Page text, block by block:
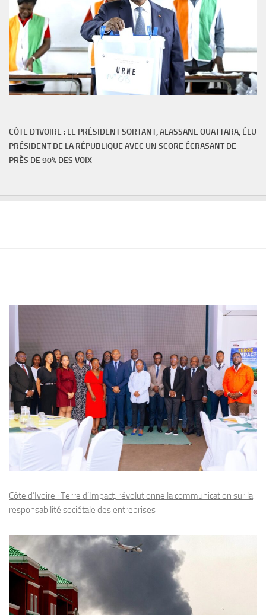
CÔTE D'IVOIRE : LE PRÉSIDENT SORTANT, ALASSANE OUATTARA, ÉLU
PRÉSIDENT DE LA RÉPUBLIQUE AVEC UN SCORE ÉCRASANT DE
PRÈS DE 90% DES VOIX
Côte d’Ivoire : Terre d’Impact, révolutionne la communication sur la
responsabilité sociétale des entreprises